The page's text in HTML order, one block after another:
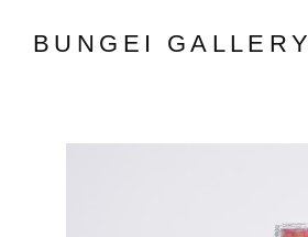
BUNGEI GALLERY